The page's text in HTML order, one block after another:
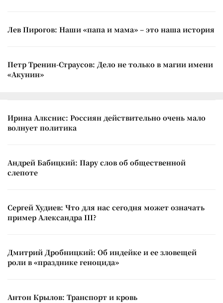
Лев Пирогов: Наши «папа и мама» – это наша история
Петр Тренин-Страусов: Дело не только в магии имени
«Акунин»
Ирина Алкснис: Россиян действительно очень мало
волнует политика
Андрей Бабицкий: Пару слов об общественной
слепоте
Сергей Худиев: Что для нас сегодня может означать
пример Александра III?
Дмитрий Дробницкий: Об индейке и ее зловещей
роли в «празднике геноцида»
Антон Крылов: Транспорт и кровь